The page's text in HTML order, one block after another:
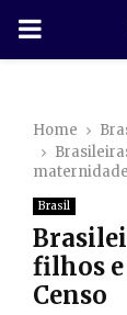
P
M
A
Home
Brasil
filhos
Censo